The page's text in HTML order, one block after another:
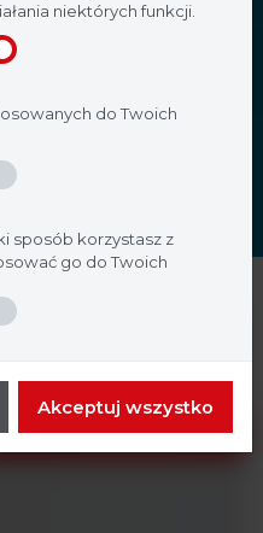
niektórych funkcji.
do Twoich
sposób korzystasz z
go do Twoich
Akceptuj wszystko